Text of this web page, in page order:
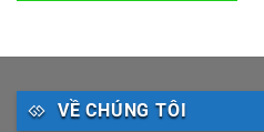
VỀ CHÚNG TÔI